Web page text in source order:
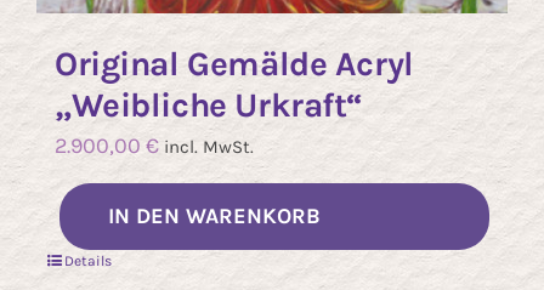
Original Gemälde Acryl
„Weibliche Urkraft“
2.900,00 € incl. MwSt.
IN DEN WARENKORB
Details